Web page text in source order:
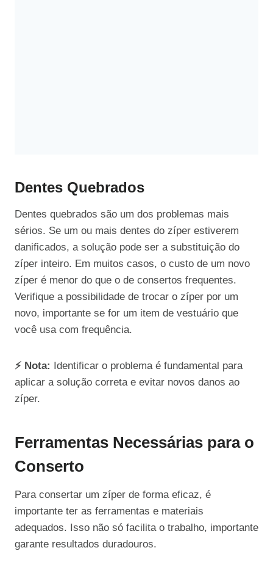
Dentes Quebrados
Dentes quebrados são um dos problemas mais
sérios. Se um ou mais dentes do zíper estiverem
danificados, a solução pode ser a substituição do
zíper inteiro. Em muitos casos, o custo de um novo
zíper é menor do que o de consertos frequentes.
Verifique a possibilidade de trocar o zíper por um
novo, importante se for um item de vestuário que
você usa com frequência.
⚡ Nota:
Identificar o problema é fundamental para
aplicar a solução correta e evitar novos danos ao
zíper.
Ferramentas Necessárias para o
Conserto
Para consertar um zíper de forma eficaz, é
importante ter as ferramentas e materiais
adequados. Isso não só facilita o trabalho, importante
garante resultados duradouros.